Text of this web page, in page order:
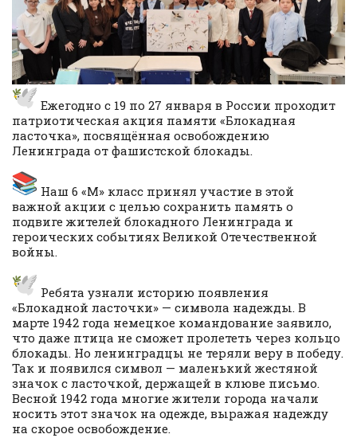
Ежегодно с 19 по 27 января в России проходит
патриотическая акция памяти «Блокадная
ласточка», посвящённая освобождению
Ленинграда от фашистской блокады.
Наш 6 «М» класс принял участие в этой
важной акции с целью сохранить память о
подвиге жителей блокадного Ленинграда и
героических событиях Великой Отечественной
войны.
Ребята узнали историю появления
«Блокадной ласточки» — символа надежды. В
марте 1942 года немецкое командование заявило,
что даже птица не сможет пролететь через кольцо
блокады. Но ленинградцы не теряли веру в победу.
Так и появился символ — маленький жестяной
значок с ласточкой, держащей в клюве письмо.
Весной 1942 года многие жители города начали
носить этот значок на одежде, выражая надежду
на скорое освобождение.